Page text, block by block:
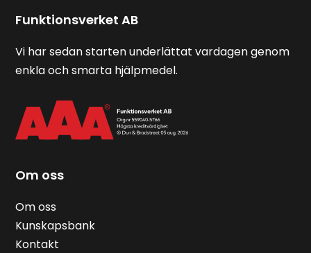
Funktionsverket AB
Vi har sedan starten underlättat vardagen genom
enkla och smarta hjälpmedel.
Om oss
Om oss
Kunskapsbank
Kontakt